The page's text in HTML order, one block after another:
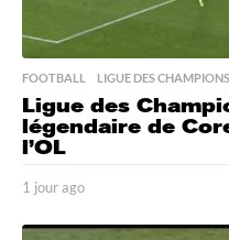
FOOTBALL ,LIGUE DES CHAMPIONS
Ligue des
légendaire de
l’OL
1 jour ago
o